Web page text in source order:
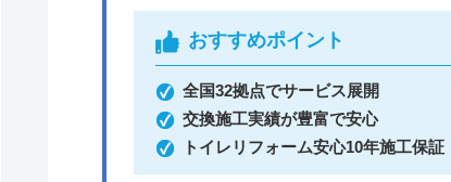
おすすめポイント
全国32拠点でサービス展開
交換施工実績が豊富で安心
トイレリフォーム安心10年施工保証